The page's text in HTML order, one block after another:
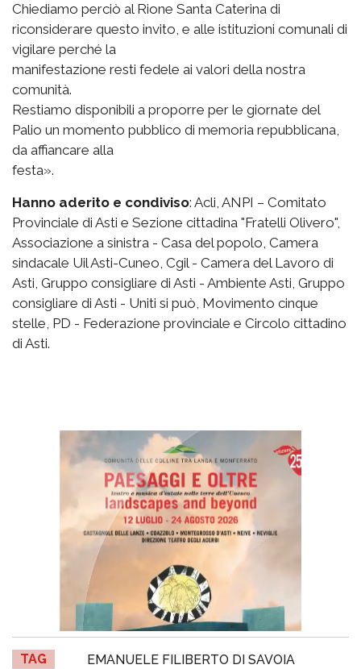
Chiediamo perciò al Rione Santa Caterina di
riconsiderare questo invito, e alle istituzioni comunali di
vigilare perché la
manifestazione resti fedele ai valori della nostra
comunità.
Restiamo disponibili a proporre per le giornate del
Palio un momento pubblico di memoria repubblicana,
da affiancare alla
festa».
Hanno aderito e condiviso: Acli, ANPI – Comitato
Provinciale di Asti e Sezione cittadina "Fratelli Olivero",
Associazione a sinistra - Casa del popolo, Camera
sindacale Uil Asti-Cuneo, Cgil - Camera del Lavoro di
Asti, Gruppo consigliare di Asti - Ambiente Asti, Gruppo
consigliare di Asti - Uniti si può, Movimento cinque
stelle, PD - Federazione provinciale e Circolo cittadino
di Asti.
TAG
EMANUELE FILIBERTO DI SAVOIA